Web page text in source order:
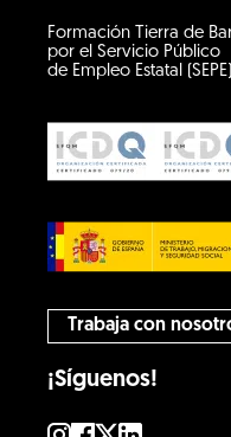
Formación Tierra de
por el Servicio Público
de Empleo Estatal (SEPE)
Trabaja con
¡Síguenos!